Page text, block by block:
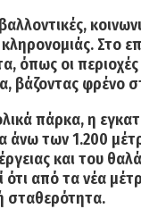
Στο
όπως οι
βάζοντας
πάρκα,η
των 1.200
και του
ότι από τα νέα
σταθερότητα.